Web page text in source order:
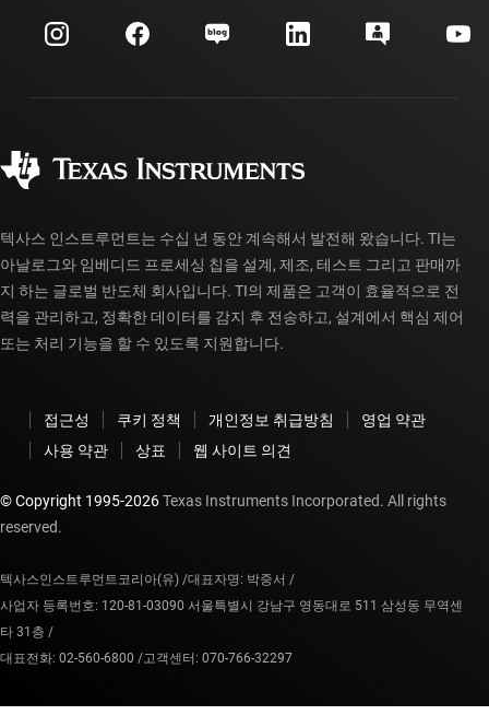
투자 관계
제조
고객 지원 센터
myTI 계정 FAQ
주문 FAQ
텍사스 인스트루먼트는 수십 년 동안 계속해서 발전해 왔습니다. TI는
아날로그와 임베디드 프로세싱 칩을 설계, 제조, 테스트 그리고 판매까
지 하는 글로벌 반도체 회사입니다. TI의 제품은 고객이 효율적으로 전
력을 관리하고, 정확한 데이터를 감지 후 전송하고, 설계에서 핵심 제어
또는 처리 기능을 할 수 있도록 지원합니다.
접근성 쿠키 정책 개인정보 취급방침
영업 약관
사용 약관
상표 웹 사이트 의견
© Copyright 1995-2026Texas Instruments Incorporated. All rights
reserved.
텍사스인스트루먼트코리아(유) /대표자명: 박중서 /
사업자 등록번호: 120-81-03090 서울특별시 강남구 영동대로 511 삼성동 무역센
타 31층 /
대표전화: 02-560-6800 /고객센터: 070-766-32297